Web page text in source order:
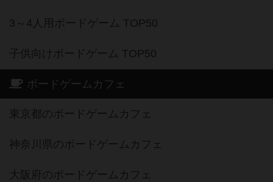
3～4人用ボードゲーム TOP50
子供向けボードゲーム TOP50
ボードゲームカフェ
東京都のボードゲームカフェ
神奈川県のボードゲームカフェ
大阪府のボードゲームカフェ